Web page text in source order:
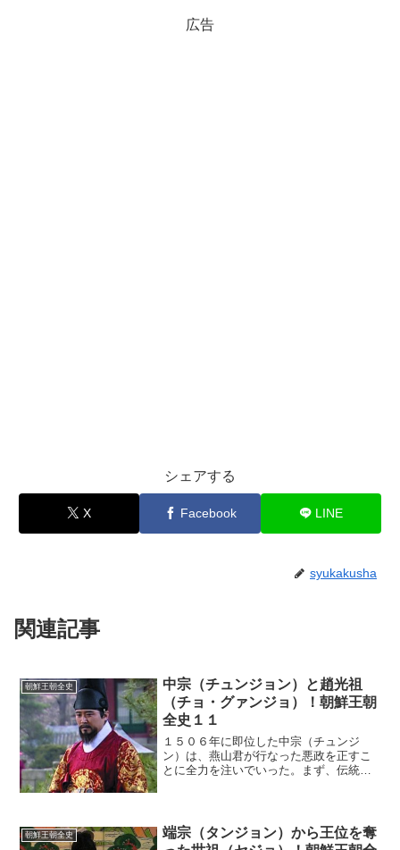
広告
シェアする
X Facebook LINE
syukakusha
関連記事
朝鮮王朝全史
中宗（チュンジョン）と趙光祖
（チョ・グァンジョ）！朝鮮王朝
全史１１
１５０６年に即位した中宗（チュンジ
ン）は、燕山君が行なった悪政を正すこ
とに全力を注いでいった。まず、伝統的
同時に、燕山君がないがしろ...
朝鮮王朝全史
端宗（タンジョン）から王位を奪